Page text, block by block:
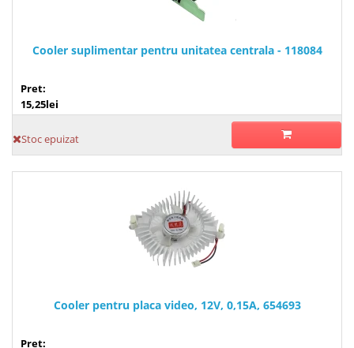
Cooler suplimentar pentru unitatea centrala - 118084
Pret:
15,25lei
Stoc epuizat
Cooler pentru placa video, 12V, 0,15A, 654693
Pret: